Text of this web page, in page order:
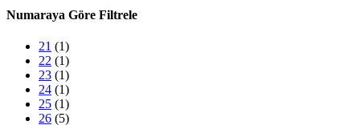
Numaraya Göre Filtrele
21 (1)
22 (1)
23 (1)
24 (1)
25 (1)
26 (5)